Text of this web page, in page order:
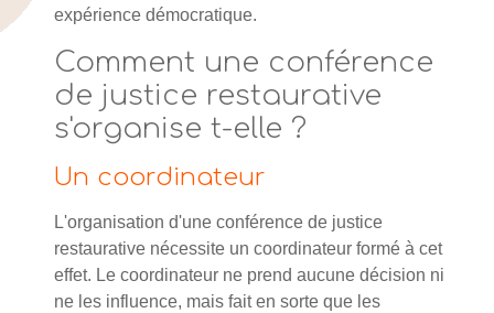
expérience démocratique.
Comment une conférence
de justice restaurative
s'organise t-elle ?
Un coordinateur
L'organisation d'une conférence de justice
restaurative nécessite un coordinateur formé à cet
effet. Le coordinateur ne prend aucune décision ni
ne les influence, mais fait en sorte que les